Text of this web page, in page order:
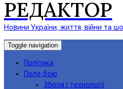
РЕДАКТОР
Новини України, життя, війни та
Toggle navigation
Політика
Поле бою
Зброя і технології